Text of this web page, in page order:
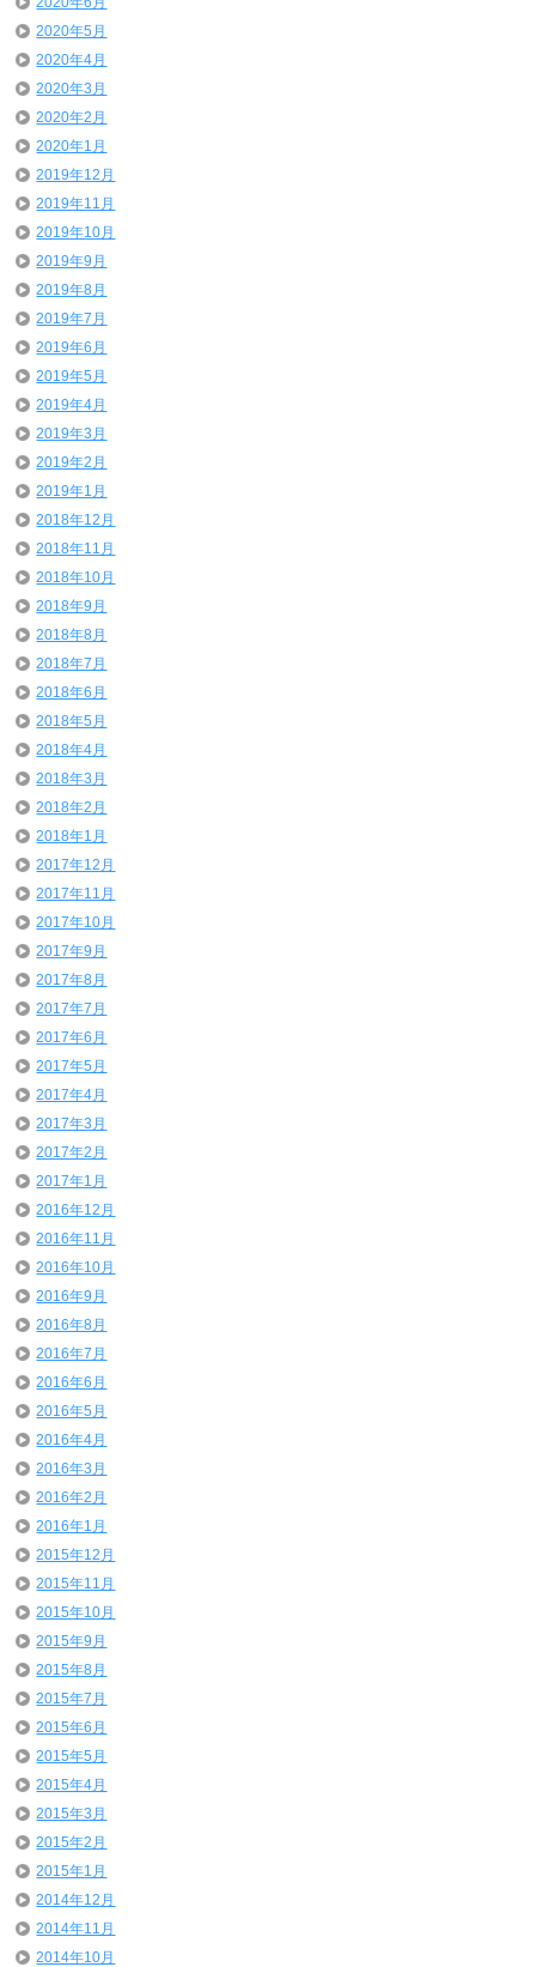
2020年5月
2020年4月
2020年3月
2020年2月
2020年1月
2019年12月
2019年11月
2019年10月
2019年9月
2019年8月
2019年7月
2019年6月
2019年5月
2019年4月
2019年3月
2019年2月
2019年1月
2018年12月
2018年11月
2018年10月
2018年9月
2018年8月
2018年7月
2018年6月
2018年5月
2018年4月
2018年3月
2018年2月
2018年1月
2017年12月
2017年11月
2017年10月
2017年9月
2017年8月
2017年7月
2017年6月
2017年5月
2017年4月
2017年3月
2017年2月
2017年1月
2016年12月
2016年11月
2016年10月
2016年9月
2016年8月
2016年7月
2016年6月
2016年5月
2016年4月
2016年3月
2016年2月
2016年1月
2015年12月
2015年11月
2015年10月
2015年9月
2015年8月
2015年7月
2015年6月
2015年5月
2015年4月
2015年3月
2015年2月
2015年1月
2014年12月
2014年11月
2014年10月